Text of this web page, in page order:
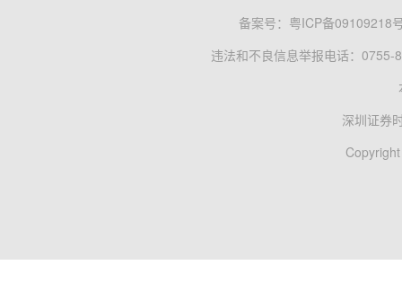
备案号： 粤ICP备09109218
违法和不良信息举报电话：0755-
深圳证券